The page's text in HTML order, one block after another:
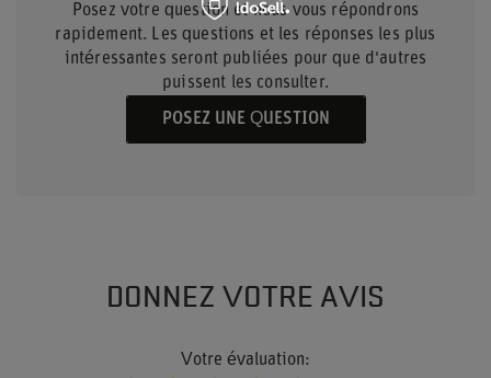
Posez votre question et nous vous répondrons
rapidement. Les questions et les réponses les plus
intéressantes seront publiées pour que d'autres
puissent les consulter.
POSEZ UNE QUESTION
DONNEZ VOTRE AVIS
Votre évaluation: